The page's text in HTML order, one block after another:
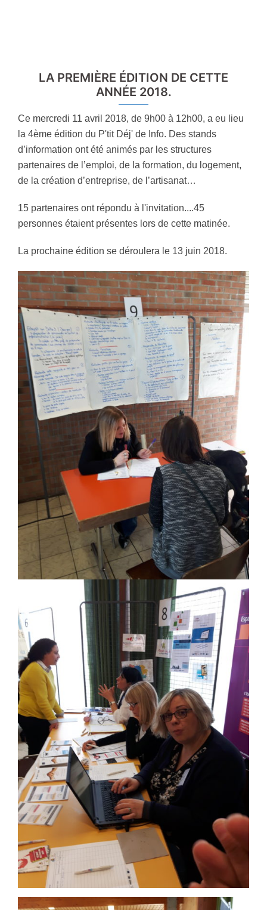
LA PREMIÈRE ÉDITION DE CETTE
ANNÉE 2018.
Ce mercredi 11 avril 2018, de 9h00 à 12h00, a eu lieu
la 4ème édition du P'tit Déj' de Info. Des stands
d’information ont été animés par les structures
partenaires de l’emploi, de la formation, du logement,
de la création d’entreprise, de l’artisanat…
15 partenaires ont répondu à l'invitation....45
personnes étaient présentes lors de cette matinée.
La prochaine édition se déroulera le 13 juin 2018.